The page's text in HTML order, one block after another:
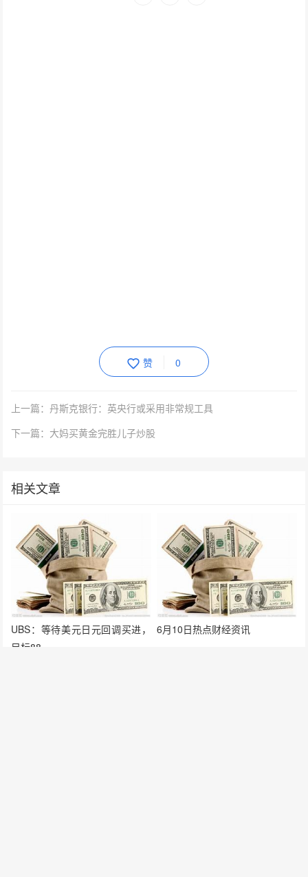
赞 0
上一篇：丹斯克银行：英央行或采用非常规工具
下一篇：大妈买黄金完胜儿子炒股
相关文章
UBS：等待美元日元回调买进，
目标88
6月10日热点财经资讯